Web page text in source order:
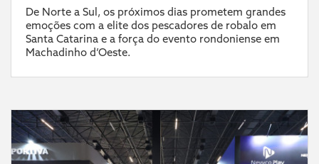
De Norte a Sul, os próximos dias prometem grandes
emoções com a elite dos pescadores de robalo em
Santa Catarina e a força do evento rondoniense em
Machadinho d’Oeste.